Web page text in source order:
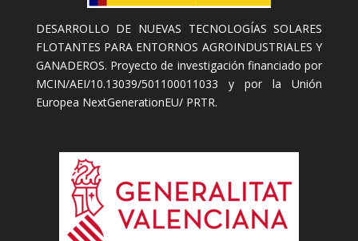
DESARROLLO DE NUEVAS TECNOLOGÍAS SOLARES
FLOTANTES PARA ENTORNOS AGROINDUSTRIALES Y
GANADEROS. Proyecto de investigación financiado por
MCIN/AEI/10.13039/501100011033 y por la Unión
Europea NextGenerationEU/ PRTR.